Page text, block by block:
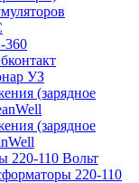
360
УЗ
(зарядное
(зарядное
220-110 Вольт
220-110